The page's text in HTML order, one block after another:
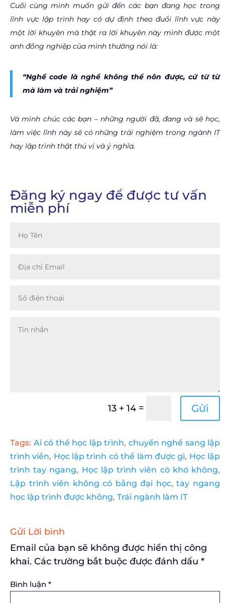
Cuối cùng mình muốn gửi đến các bạn đang học trong
lĩnh vực lập trình hay có dự định theo đuổi lĩnh vực này
một lời khuyên mà thật ra lời khuyên này mình được một
anh đồng nghiệp của mình thường nói là:
“Nghề code là nghề không thể nôn được, cứ từ từ
mà làm và trải nghiệm”
Và mình chúc các bạn – những người đã, đang và sẽ học,
làm việc lĩnh này sẽ có những trải nghiệm trong ngành IT
hay lập trình thật thú vị và ý nghĩa.
Đăng ký ngay để được tư vấn
miễn phí
13 + 14 = Gửi
Tags: Ai có thể học lập trình, chuyển nghề sang lập
trình viên, Học lập trình có thể làm được gì, Học lập
trình tay ngang, Học lập trình viên có khó không,
Lập trình viên không có bằng đại học,tay ngang
học lập trình được không, Trái ngành làm IT
Gửi Lời bình
Email của bạn sẽ không được hiển thị công
khai. Các trường bắt buộc được đánh dấu *
Bình luận *